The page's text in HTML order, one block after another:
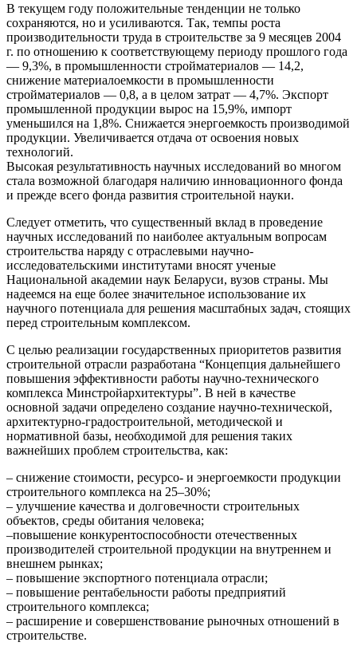
В текущем году положительные тенденции не только
сохраняются, но и усиливаются. Так, темпы роста
производительности труда в строительстве за 9 месяцев 2004
г. по отношению к соответствующему периоду прошлого года
— 9,3%, в промышленности стройматериалов — 14,2,
снижение материалоемкости в промышленности
стройматериалов — 0,8, а в целом затрат — 4,7%. Экспорт
промышленной продукции вырос на 15,9%, импорт
уменьшился на 1,8%. Снижается энергоемкость производимой
продукции. Увеличивается отдача от освоения новых
технологий.
Высокая результативность научных исследований во многом
стала возможной благодаря наличию инновационного фонда
и прежде всего фонда развития строительной науки.
Следует отметить, что существенный вклад в проведение
научных исследований по наиболее актуальным вопросам
строительства наряду с отраслевыми научно-
исследовательскими институтами вносят ученые
Национальной академии наук Беларуси, вузов страны. Мы
надеемся на еще более значительное использование их
научного потенциала для решения масштабных задач, стоящих
перед строительным комплексом.
С целью реализации государственных приоритетов развития
строительной отрасли разработана “Концепция дальнейшего
повышения эффективности работы научно-технического
комплекса Минстройархитектуры”. В ней в качестве
основной задачи определено создание научно-технической,
архитектурно-градостроительной, методической и
нормативной базы, необходимой для решения таких
важнейших проблем строительства, как:
– снижение стоимости, ресурсо- и энергоемкости продукции
строительного комплекса на 25–30%;
– улучшение качества и долговечности строительных
объектов, среды обитания человека;
–повышение конкурентоспособности отечественных
производителей строительной продукции на внутреннем и
внешнем рынках;
– повышение экспортного потенциала отрасли;
– повышение рентабельности работы предприятий
строительного комплекса;
– расширение и совершенствование рыночных отношений в
строительстве.